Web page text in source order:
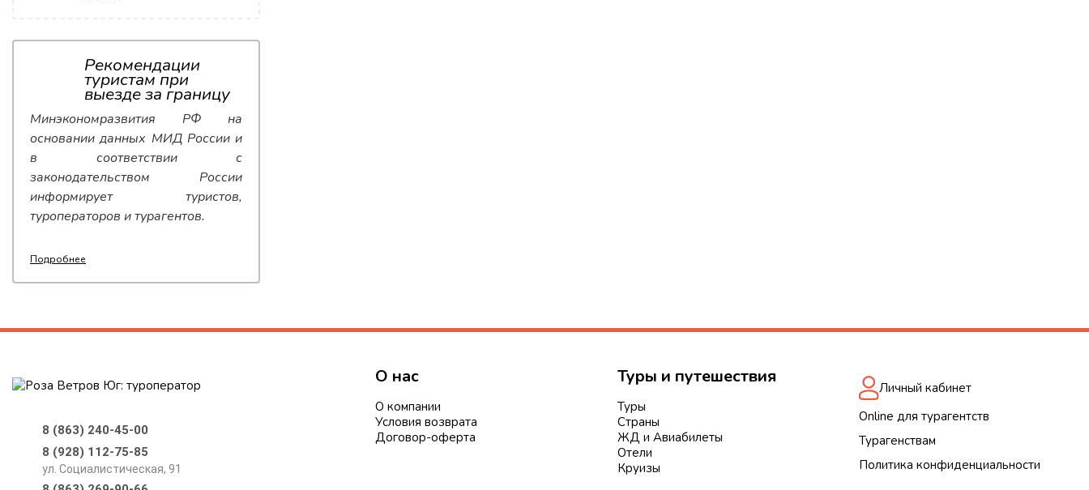
Рекомендации
туристам при
выезде за границу
Минэкономразвития РФ на
основании данных МИД России и
в соответствии с
законодательством России
информирует туристов,
туроператоров и турагентов.
Подробнее
8 (863) 240-45-00
8 (928) 112-75-85
ул. Социалистическая, 91
О нас
О компании
Условия возврата
Договор-оферта
Туры и путешествия
Туры
Страны
ЖД и Авиабилеты
Отели
Круизы
Личный кабинет
Online для турагентств
Турагенствам
Политика конфиденциальности